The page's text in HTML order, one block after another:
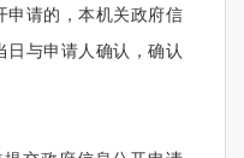
申请的，本机关政府信
与申请人确认，确认